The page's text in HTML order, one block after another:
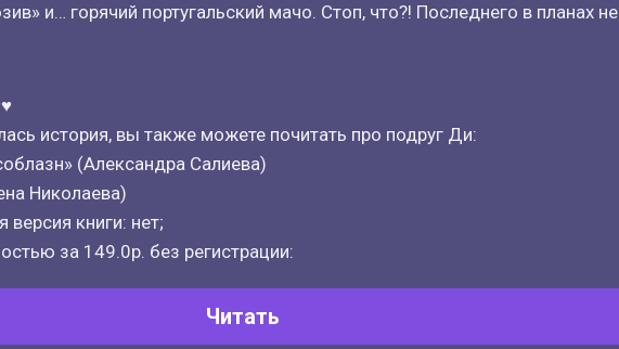
и… горячий португальский мачо. Стоп, что?! Последнего в планах не
история, вы также можете почитать про подруг Ди:
(Александра Салиева)
Николаева)
версия книги: нет;
за 149.0р. без регистрации:
Читать